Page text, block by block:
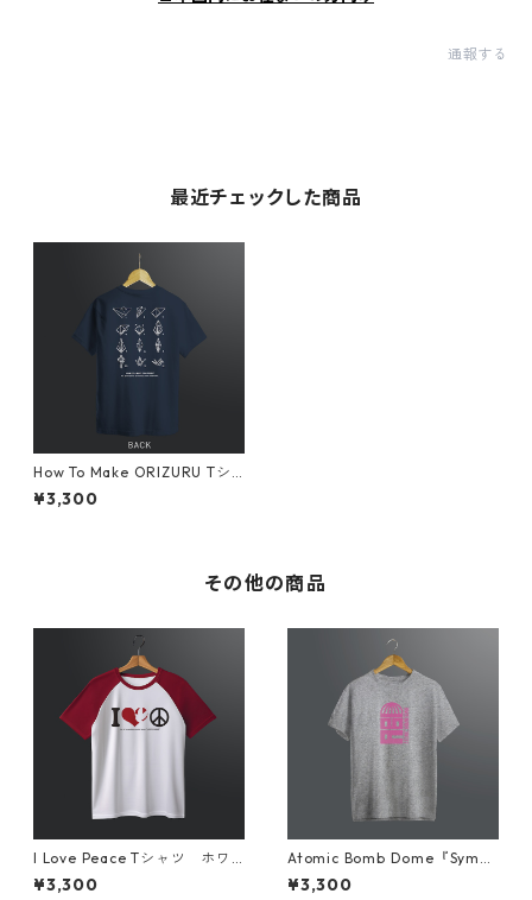
通報する
最近チェックした商品
How To Make ORIZURU Tシ
ャツ ネイビー
¥3,300
その他の商品
I Love Peace Tシャツ ホワ
イト×レッド
¥3,300
Atomic Bomb Dome『Symbo
l』Tシャツ グレー
¥3,300